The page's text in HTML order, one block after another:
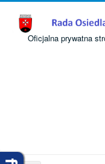
Oficjalna prywatna